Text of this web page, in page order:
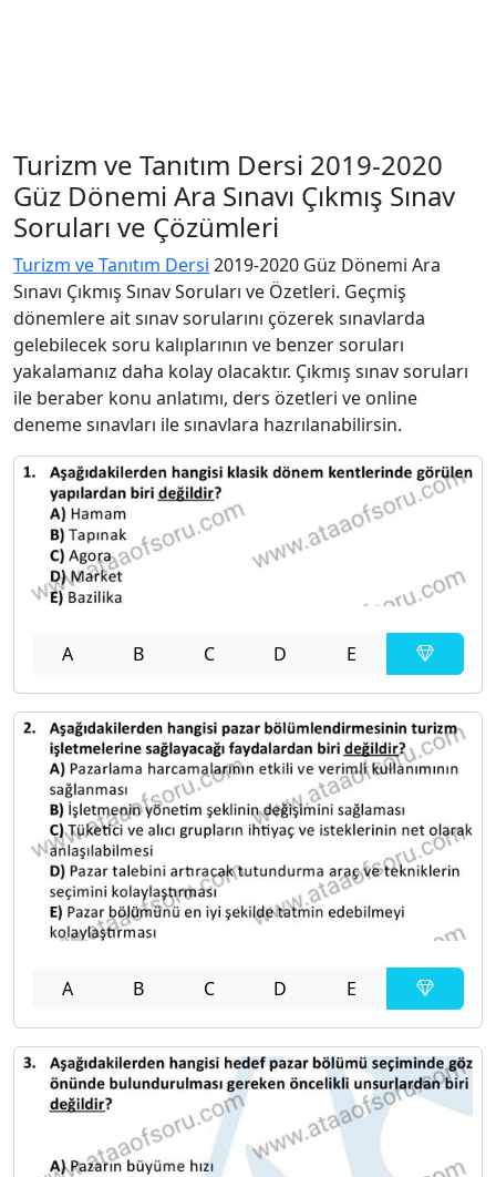
Turizm ve Tanıtım Dersi 2019-2020
Güz Dönemi Ara Sınavı Çıkmış Sınav
Soruları ve Çözümleri
Turizm ve Tanıtım Dersi 2019-2020 Güz Dönemi Ara
Sınavı Çıkmış Sınav Soruları ve Özetleri. Geçmiş
dönemlere ait sınav sorularını çözerek sınavlarda
gelebilecek soru kalıplarının ve benzer soruları
yakalamanız daha kolay olacaktır. Çıkmış sınav soruları
ile beraber konu anlatımı, ders özetleri ve online
deneme sınavları ile sınavlara hazrılanabilirsin.
A B C D E
A B C D E